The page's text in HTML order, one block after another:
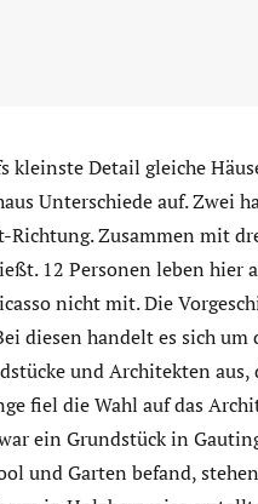
kleinste Detail gleiche
Unterschiede auf. Zwei
Richtung. Zusammen mit
12 Personen leben
nicht mit. Die
diesen handelt es sich
und Architekten
fiel die Wahl auf das
ein Grundstück in
und Garten befand,